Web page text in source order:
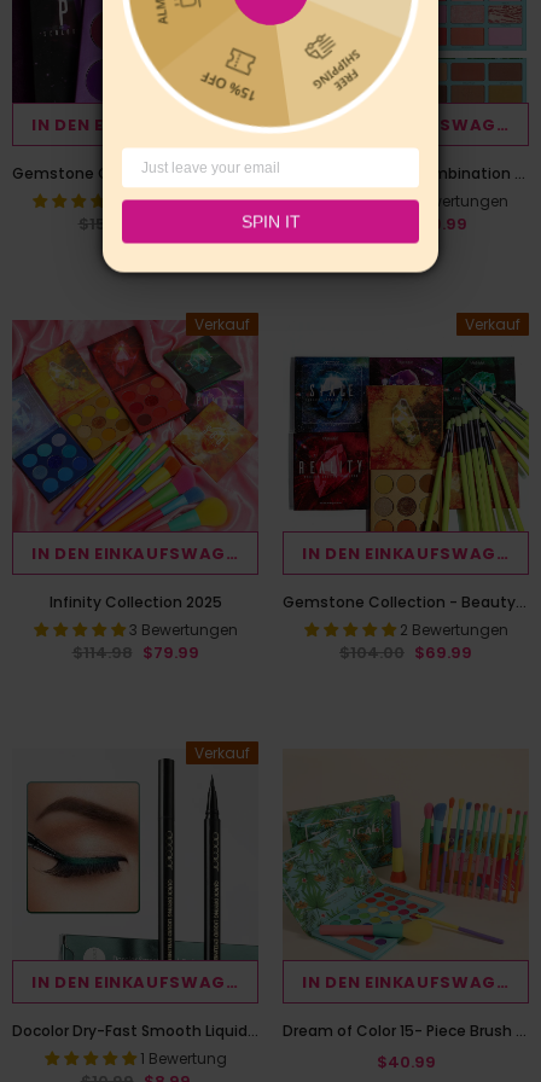
IN DEN EINKAUFSWAGEN LEGEN
Gemstone Collection -9 Colors Shadow Palette(POWER)-Purple series
9 Bewertungen
$15.99
IN DEN EINKAUFSWAGEN
Tropical 27 Color Combination Palette
6 Bewertungen
$29.99
Verkauf
IN DEN EINKAUFSWAGEN LEGEN
Infinity Collection 2025
3 Bewertungen
$114.98 $79.99
Verkauf
IN DEN EINKAUFSWAGEN
Gemstone Collection - Beauty Box
2 Bewertungen
$104.00 $69.99
Verkauf
IN DEN EINKAUFSWAGEN LEGEN
Docolor Dry-Fast Smooth Liquid Eyeliner Pen-Green
1 Bewertung
IN DEN EINKAUFSWAGEN
Dream of Color 15- Piece Brush Set with Tropical 34 Color Palette
$40.99
SPIN IT